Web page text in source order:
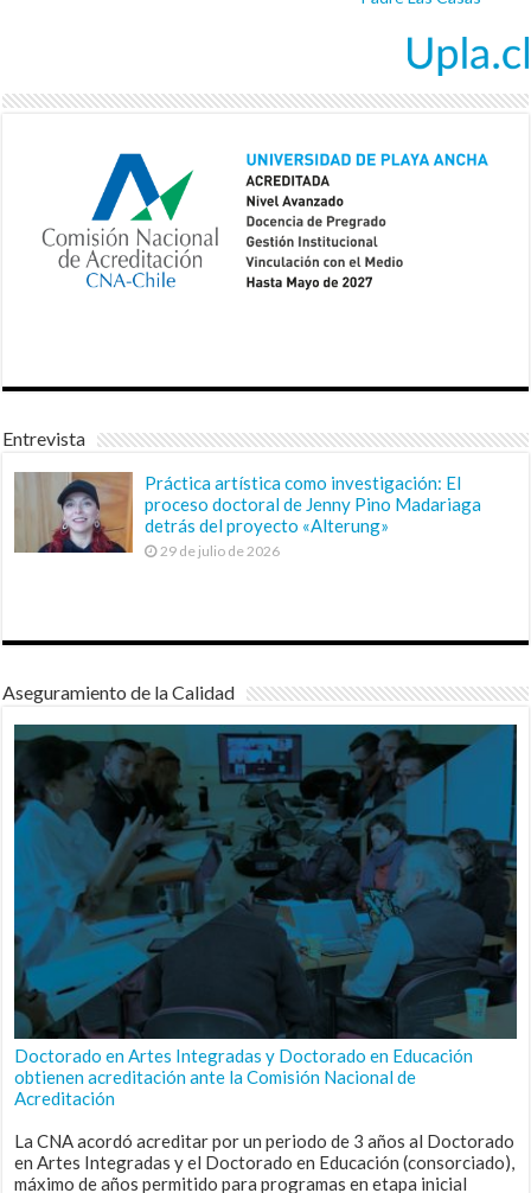
Entrevista
Práctica artística como investigación: El
proceso doctoral de Jenny Pino Madariaga
detrás del proyecto «Alterung»
29 de julio de 2026
Aseguramiento de la Calidad
Doctorado en Artes Integradas y Doctorado en Educación
obtienen acreditación ante la Comisión Nacional de
Acreditación
La CNA acordó acreditar por un periodo de 3 años al Doctorado
en Artes Integradas y el Doctorado en Educación (consorciado),
máximo de años permitido para programas en etapa inicial